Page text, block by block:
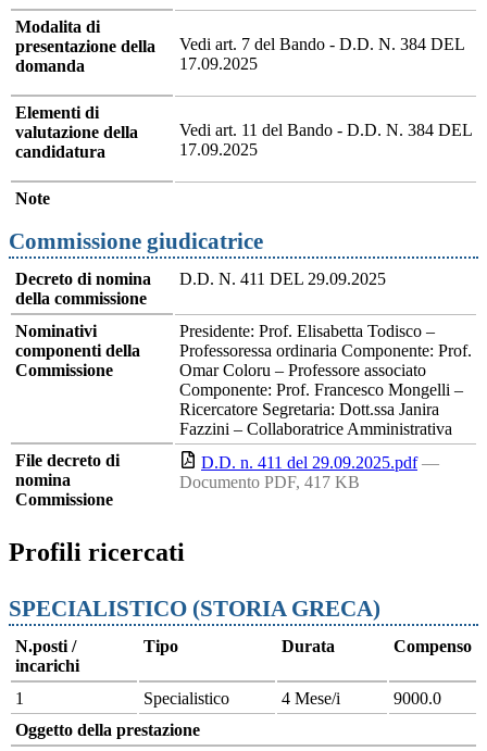
Modalita di
presentazione della
domanda
Vedi art. 7 del Bando - D.D. N. 384 DEL
17.09.2025
Elementi di
valutazione della
candidatura
Vedi art. 11 del Bando - D.D. N. 384 DEL
17.09.2025
Note
Commissione giudicatrice
Decreto di nomina
della commissione
D.D. N. 411 DEL 29.09.2025
Nominativi
componenti della
Commissione
Presidente: Prof. Elisabetta Todisco –
Professoressa ordinaria Componente: Prof.
Omar Coloru – Professore associato
Componente: Prof. Francesco Mongelli –
Ricercatore Segretaria: Dott.ssa Janira
Fazzini – Collaboratrice Amministrativa
File decreto di
nomina
Commissione
D.D. n. 411 del 29.09.2025.pdf —
Documento PDF, 417 KB
Profili ricercati
SPECIALISTICO (STORIA GRECA)
N.posti /
incarichi
Tipo Durata Compenso
1 Specialistico 4 Mese/i
9000.0
Oggetto della prestazione